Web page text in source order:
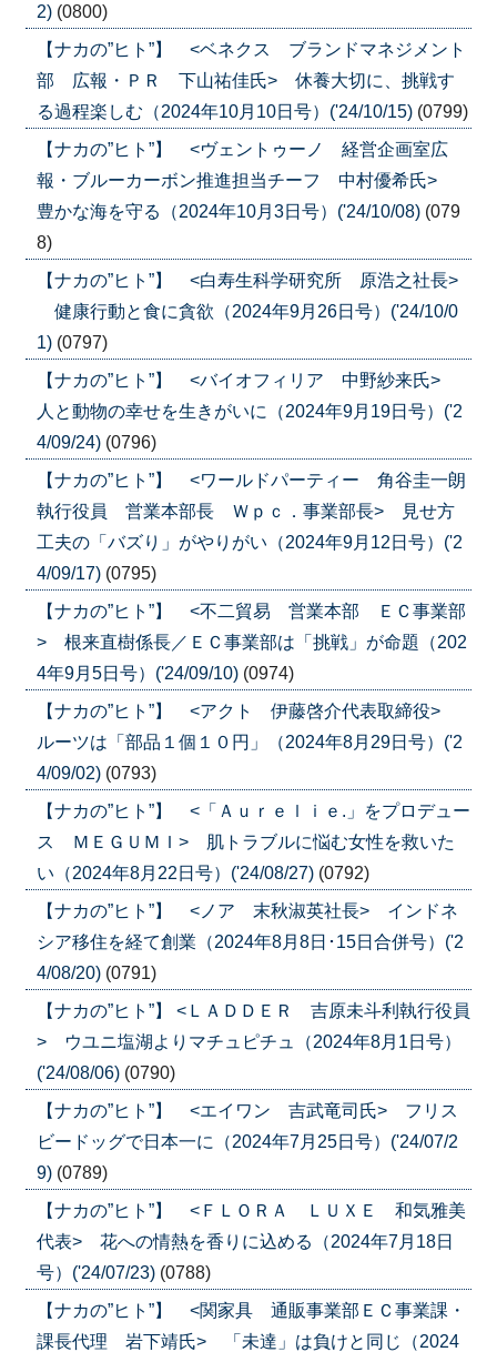
2) (0800)
【ナカの”ヒト”】 <ベネクス ブランドマネジメント
部 広報・ＰＲ 下山祐佳氏> 休養大切に、挑戦す
る過程楽しむ（2024年10月10日号）('24/10/15) (0799)
【ナカの”ヒト”】 <ヴェントゥーノ 経営企画室広
報・ブルーカーボン推進担当チーフ 中村優希氏>
豊かな海を守る（2024年10月3日号）('24/10/08) (079
8)
【ナカの”ヒト”】 <白寿生科学研究所 原浩之社長>
健康行動と食に貪欲（2024年9月26日号）('24/10/0
1) (0797)
【ナカの”ヒト”】 <バイオフィリア 中野紗来氏>
人と動物の幸せを生きがいに（2024年9月19日号）('2
4/09/24) (0796)
【ナカの”ヒト”】 <ワールドパーティー 角谷圭一朗
執行役員 営業本部長 Ｗｐｃ．事業部長> 見せ方
工夫の「バズり」がやりがい（2024年9月12日号）('2
4/09/17) (0795)
【ナカの”ヒト”】 <不二貿易 営業本部 ＥＣ事業部
> 根来直樹係長／ＥＣ事業部は「挑戦」が命題（202
4年9月5日号）('24/09/10) (0974)
【ナカの”ヒト”】 <アクト 伊藤啓介代表取締役>
ルーツは「部品１個１０円」（2024年8月29日号）('2
4/09/02) (0793)
【ナカの”ヒト”】 <「Ａｕｒｅｌｉｅ.」をプロデュー
ス ＭＥＧＵＭＩ> 肌トラブルに悩む女性を救いた
い（2024年8月22日号）('24/08/27) (0792)
【ナカの”ヒト”】 <ノア 末秋淑英社長> インドネ
シア移住を経て創業（2024年8月8日･15日合併号）('2
4/08/20) (0791)
【ナカの”ヒト”】 <ＬＡＤＤＥＲ 吉原未斗利執行役員
> ウユニ塩湖よりマチュピチュ（2024年8月1日号）
('24/08/06) (0790)
【ナカの”ヒト”】 <エイワン 吉武竜司氏> フリス
ビードッグで日本一に（2024年7月25日号）('24/07/2
9) (0789)
【ナカの”ヒト”】 <ＦＬＯＲＡ ＬＵＸＥ 和気雅美
代表> 花への情熱を香りに込める（2024年7月18日
号）('24/07/23) (0788)
【ナカの”ヒト”】 <関家具 通販事業部ＥＣ事業課・
課長代理 岩下靖氏> 「未達」は負けと同じ（2024